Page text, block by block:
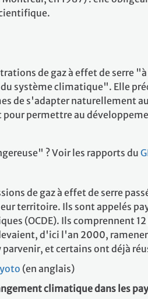
de gaz à effet de serre
système climatique". Elle
de s'adapter naturellement
permettre au
? Voir les rapports du
de gaz à effet de serre
territoire. Ils sont appelés
(OCDE). Ils comprennent
d'ici l'an 2000,
et certains ont déjà
(en anglais)
climatique dans les